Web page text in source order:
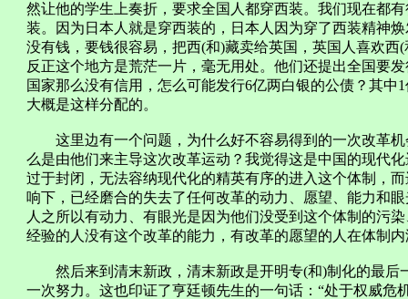
然让他的学生上奏折，要求全国人都穿西装。我们现在都
装。因为日本人就是穿西装的，日本人因为穿了西装精神
没有钱，要钱很容易，把西(和)藏卖给英国，英国人喜欢
反正这个地方是荒茫一片，毫无用处。他们还提出全国要
国家那么没有信用，怎么可能发行6亿两白银的公债？其中
大概是这样分配的。
这里边有一个问题，为什么好不容易得到的一次改革机
么是由他们来主导这次改革运动？我觉得这是中国的现代
过于封闭，无法容纳现代化的精英有序的进入这个体制，
响下，已经磨合的失去了任何改革的动力、愿望、能力和
人之所以有动力、有眼光是因为他们没受到这个体制的污
经验的人没有这个改革的能力，有改革的愿望的人在体制
然后来到清末新政，清末新政是开明专(和)制化的最后
一次努力。这也印证了亨廷顿先生的一句话：“处于权威危